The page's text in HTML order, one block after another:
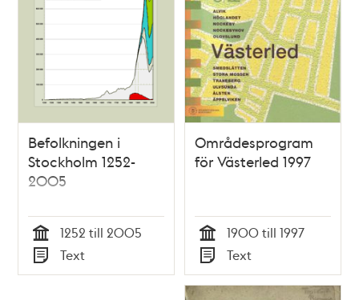
Befolkningen i
Stockholm 1252-
2005
Tid
1252 till 2005
Typ
Text
Områdesprogram
för Västerled 1997
Tid
1900 till 1997
Typ
Text